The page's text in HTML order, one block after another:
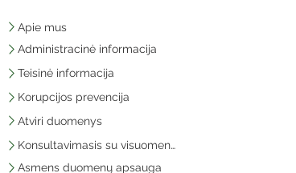
Apie mus
Administracinė informacija
Teisinė informacija
Korupcijos prevencija
Atviri duomenys
Konsultavimasis su visuomene
Asmens duomenų apsauga